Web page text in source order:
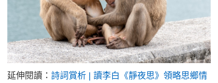
延伸閱讀： 詩詞賞析 | 讀李白《靜夜思》領略思鄉情